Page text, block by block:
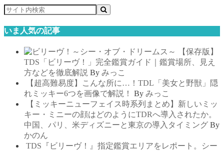
いま人気の記事
【保存版】
TDS「ビリーヴ！」完全鑑賞ガイド｜鑑賞場所、見え
方などを徹底解説 By みっこ
【超高難易度】こんな所に…！TDL「美女と野獣」隠
れミッキー6つを画像で解説！
By みっこ
【ミッキーニューフェイス時系列まとめ】新しいミッ
キー・ミニーの顔はどのようにTDRへ導入されたか。
中国、パリ、米ディズニーと東京の導入タイミング By
かのん
TDS『ビリーヴ！』指定鑑賞エリアをレポート。シー